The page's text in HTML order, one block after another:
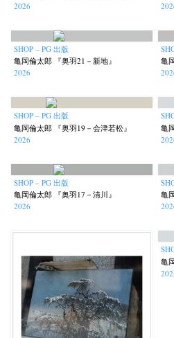
2026
SHOP – PG 出版
亀岡倫太郎 『奥羽21－新地』
2026
亀
SHOP – PG 出版
亀岡倫太郎 『奥羽19－会津若松』
2026
亀
SHOP – PG 出版
亀岡倫太郎 『奥羽17－清川』
2026
亀
亀